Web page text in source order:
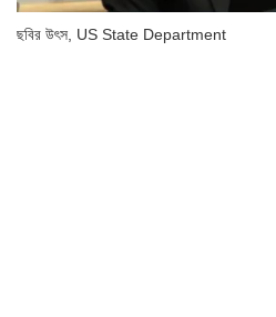
ছবির উৎস, US State Department